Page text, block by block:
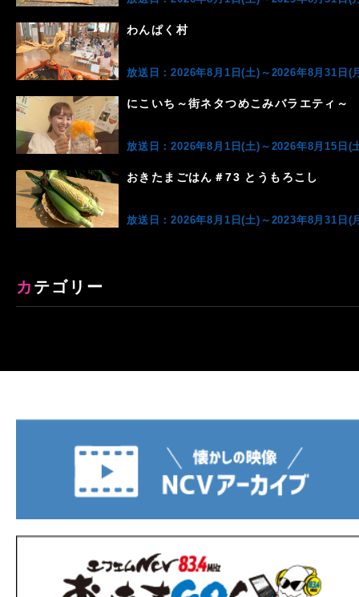
わんぱく村
放送日：2026年8月1日(土)～2026年8月31日(
にこいち～街ネタつめこみバラエティ～
放送日：2026年8月1日(土)～2026年8月15日(
おきたまごはん＃73 とうもろこし
放送日：2026年8月1日(土)～2023年8月31日(
カテゴリー